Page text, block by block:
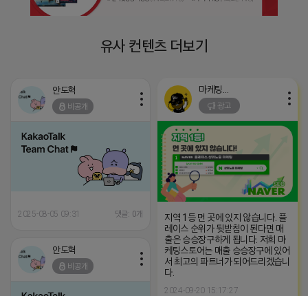
유사 컨텐츠 더보기
안도혁
비공개
2025-08-05 09:31 댓글: 0개
광고
지역 1등 먼 곳에 있지 않습니다. 플
레이스 순위가 뒷받침이 된다면 매
출은 승승장구하게 됩니다. 저희 마
케팅스토어는 매출 승승장구에 있어
서 최고의 파트너가 되어드리겠습니
다.
2024-09-20 15:17:27
안도혁
비공개